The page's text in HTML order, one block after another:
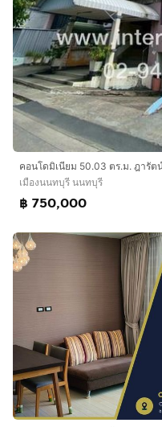
เมืองนนทบุรี นนทบุรี
฿ 750,000